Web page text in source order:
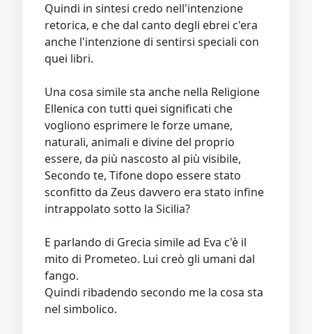
Quindi in sintesi credo nell'intenzione
retorica, e che dal canto degli ebrei c'era
anche l'intenzione di sentirsi speciali con
quei libri.
Una cosa simile sta anche nella Religione
Ellenica con tutti quei significati che
vogliono esprimere le forze umane,
naturali, animali e divine del proprio
essere, da più nascosto al più visibile,
Secondo te, Tifone dopo essere stato
sconfitto da Zeus davvero era stato infine
intrappolato sotto la Sicilia?
E parlando di Grecia simile ad Eva c'è il
mito di Prometeo. Lui creò gli umani dal
fango.
Quindi ribadendo secondo me la cosa sta
nel simbolico.